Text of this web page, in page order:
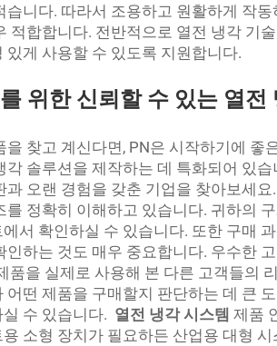
습니다. 따라서 조용하고 원활하게 작
적합합니다. 전반적으로 열전 냉각 기
있게 사용할 수 있도록 지원합니다.
위한 신뢰할 수 있는 열
을 찾고 계신다면, PN은 시작하기에
각 솔루션을 제작하는 데 특화되어 있
과 오랜 경험을 갖춘 기업을 찾아보세
를 정확히 이해하고 있습니다. 귀하의
서 확인하실 수 있습니다. 또한 구매
인하는 것도 매우 중요합니다. 우수한
품을 실제로 사용해 본 다른 고객들의
어떤 제품을 구매할지 판단하는 데 큰
수 있습니다. 열전 냉각 시스템 제품
소형 장치가 필요하든 산업용 대형